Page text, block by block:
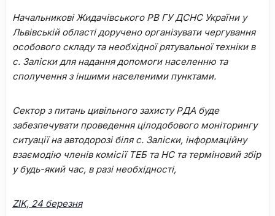
Начальникові Жидачівського РВ ГУ ДСНС України у
Львівській області доручено організувати чергування
особового складу та необхідної рятувальної техніки в
с. Заліски для надання допомоги населенню та
сполучення з іншими населеними пунктами.
Сектор з питань цивільного захисту РДА буде
забезпечувати проведення цілодобового моніторингу
ситуації на автодорозі біля с. Заліски, інформаційну
взаємодію членів комісії ТЕБ та НС та терміновий збір
у будь-який час, в разі необхідності,
ZIK, 24 березня